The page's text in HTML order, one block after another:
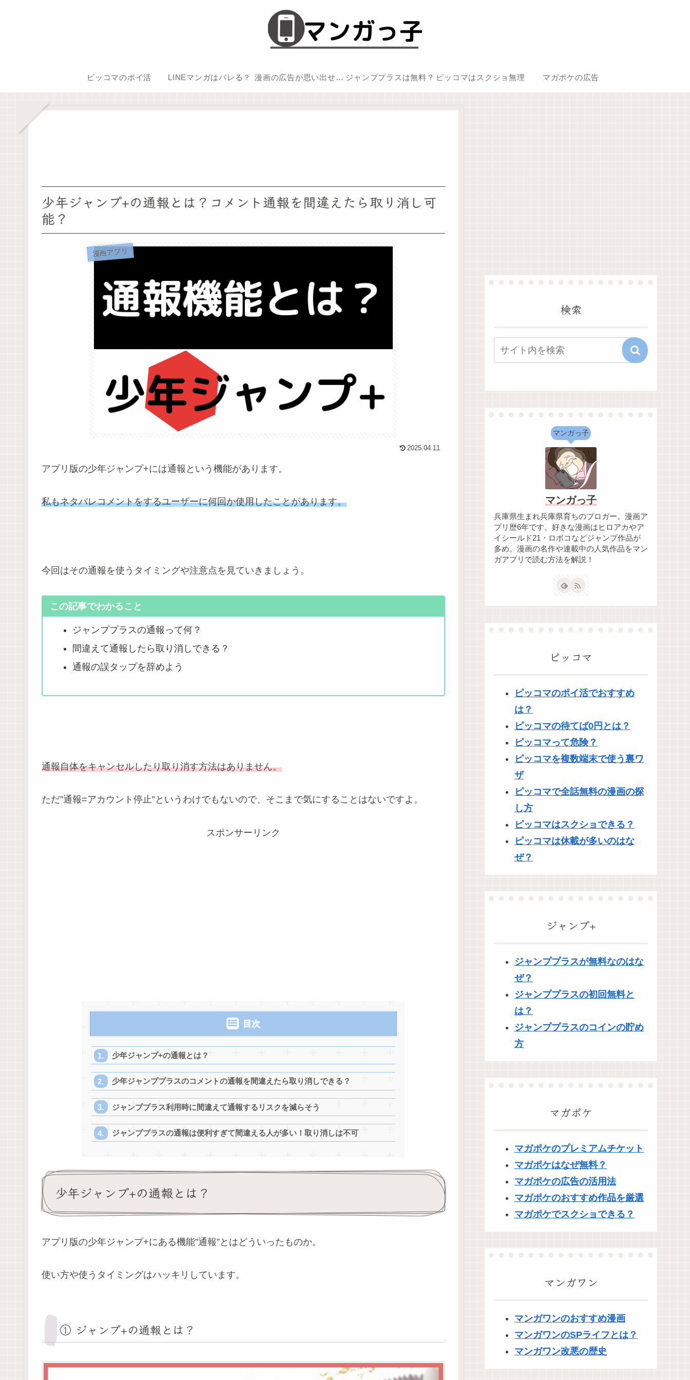
ピッコマのポイ活 LINEマンガはバレる？ 漫画の広告が思い出せない ジャンププラスは無料？ ピッコマはスクショ無理 マガポケの広告
少年ジャンプ+の通報とは？コメント通報を間違えたら取り消し可
能？
漫画アプリ
2025.04.11
アプリ版の少年ジャンプ+には通報という機能があります。
私もネタバレコメントをするユーザーに何回か使用したことがあります。
今回はその通報を使うタイミングや注意点を見ていきましょう。
この記事でわかること
ジャンププラスの通報って何？
間違えて通報したら取り消しできる？
通報の誤タップを辞めよう
通報自体をキャンセルしたり取り消す方法はありません。
ただ”通報=アカウント停止”というわけでもないので、そこまで気にすることはないですよ。
スポンサーリンク
目次
少年ジャンプ+の通報とは？
少年ジャンププラスのコメントの通報を間違えたら取り消しできる？
ジャンププラス利用時に間違えて通報するリスクを減らそう
ジャンププラスの通報は便利すぎて間違える人が多い！取り消しは不可
少年ジャンプ+の通報とは？
アプリ版の少年ジャンプ+にある機能”通報”とはどういったものか。
使い方や使うタイミングはハッキリしています。
① ジャンプ+の通報とは？
検索
マンガっ子
マンガっ子
兵庫県生まれ兵庫県育ちのブロガー。漫画ア
プリ歴6年です。好きな漫画はヒロアカやア
イシールド21・ロボコなどジャンプ作品が
多め。漫画の名作や連載中の人気作品をマン
ガアプリで読む方法を解説！
ピッコマ
ピッコマのポイ活でおすすめ
は？
ピッコマの待てば0円とは？
ピッコマって危険？
ピッコマを複数端末で使う裏ワ
ザ
ピッコマで全話無料の漫画の探
し方
ピッコマはスクショできる？
ピッコマは休載が多いのはな
ぜ？
ジャンプ+
ジャンププラスが無料なのはな
ぜ？
ジャンププラスの初回無料と
は？
ジャンププラスのコインの貯め
方
マガポケ
マガポケのプレミアムチケット
マガポケはなぜ無料？
マガポケの広告の活用法
マガポケのおすすめ作品を厳選
マガポケでスクショできる？
マンガワン
マンガワンのおすすめ漫画
マンガワンのSPライフとは？
マンガワン改悪の歴史